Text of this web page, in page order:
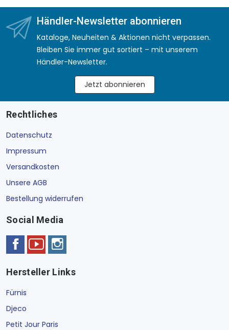
Händler-Newsletter abonnieren
Kataloge, Neuheiten & Aktionen nicht verpassen.
Bleiben Sie immer gut sortiert – mit unserem
Händler-Newsletter.
Jetzt abonnieren
Rechtliches
Datenschutz
Impressum
Versandkosten
Unsere AGB
Bestellung widerrufen
Social Media
Hersteller Links
Fürnis
Djeco
Petit Jour Paris